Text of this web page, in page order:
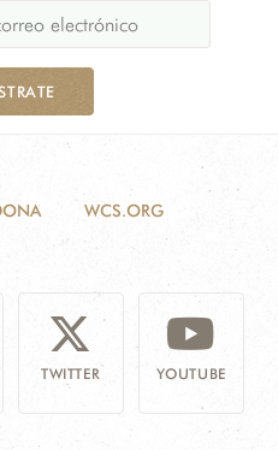
WCS.ORG
TWITTER YOUTUBE